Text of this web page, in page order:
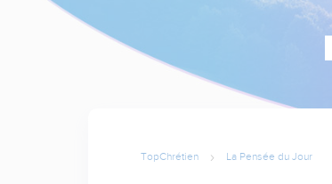
TopChrétien La Pensée du Jour